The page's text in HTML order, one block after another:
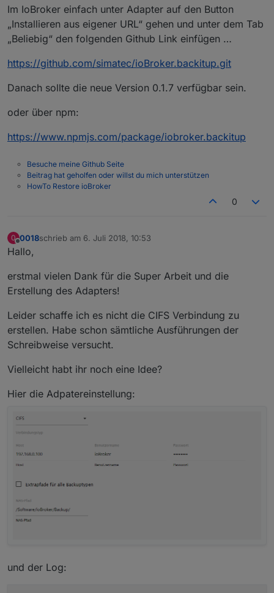
Im IoBroker einfach unter Adapter auf den Button
„Installieren aus eigener URL“ gehen und unter dem Tab
„Beliebig“ den folgenden Github Link einfügen …
https://github.com/simatec/ioBroker.backitup.git
Danach sollte die neue Version 0.1.7 verfügbar sein.
oder über npm:
https://www.npmjs.com/package/iobroker.backitup
Besuche meine Github Seite
Beitrag hat geholfen oder willst du mich unterstützen
HowTo Restore ioBroker
0
0
Offline
0018schrieb am 6. Juli 2018, 10:53
zuletzt editiert von
Hallo,
erstmal vielen Dank für die Super Arbeit und die
Erstellung des Adapters!
Leider schaffe ich es nicht die CIFS Verbindung zu
erstellen. Habe schon sämtliche Ausführungen der
Schreibweise versucht.
Vielleicht habt ihr noch eine Idee?
Hier die Adpatereinstellung:
und der Log: